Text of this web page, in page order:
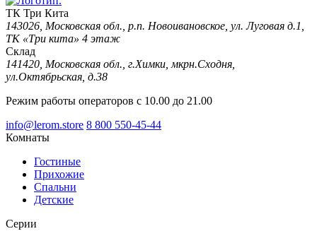
ТК Три Кита
143026, Московская обл., р.п. Новоивановское, ул. Луговая д.1,
ТК «Три кита» 4 этаж
Склад
141420, Московская обл., г.Химки, мкрн.Сходня,
ул.Октябрьская, д.38
Режим работы операторов с 10.00 до 21.00
info@lerom.store 8 800 550-45-44
Комнаты
Гостиные
Прихожие
Спальни
Детские
Серии